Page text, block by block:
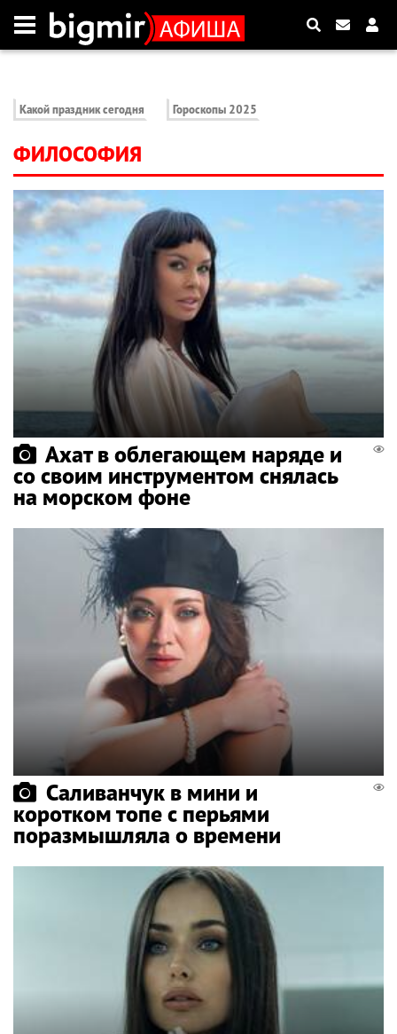
Какой праздник сегодня Гороскопы 2025
ФИЛОСОФИЯ
Ахат в облегающем наряде и
со своим инструментом снялась
на морском фоне
Саливанчук в мини и
коротком топе с перьями
поразмышляла о времени